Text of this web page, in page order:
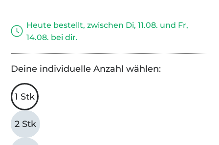
Heute bestellt, zwischen Di, 11.08. und Fr,
14.08. bei dir.
Deine individuelle Anzahl wählen:
1 Stk
2 Stk